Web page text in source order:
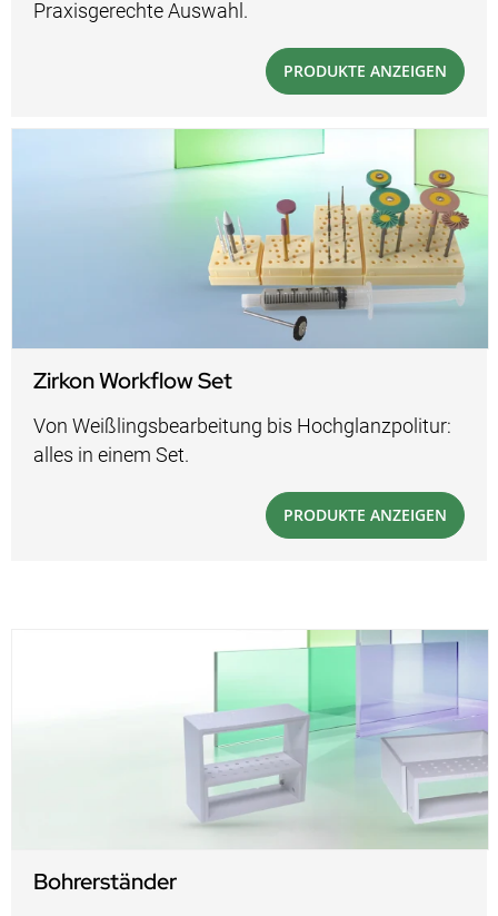
Praxisgerechte Auswahl.
PRODUKTE ANZEIGEN
Zirkon Workflow Set
Von Weißlingsbearbeitung bis Hochglanzpolitur:
alles in einem Set.
PRODUKTE ANZEIGEN
Bohrerständer